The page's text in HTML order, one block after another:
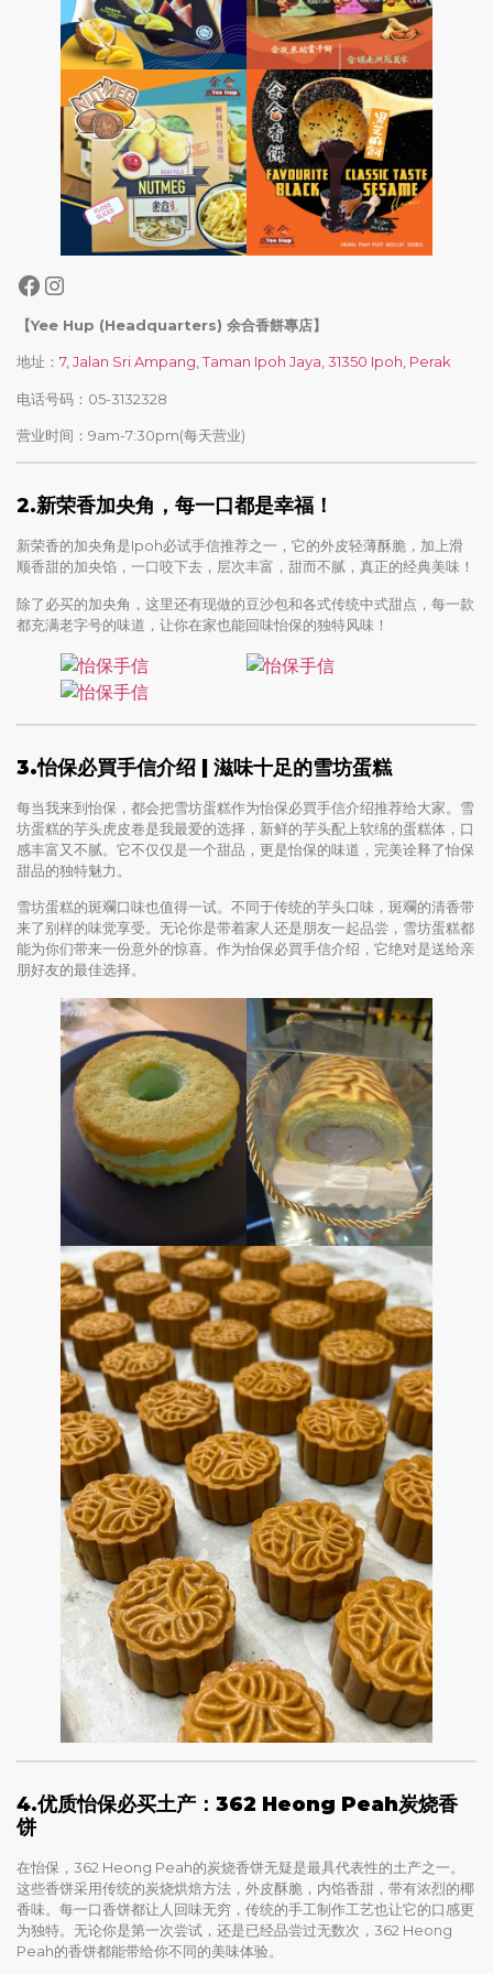
【Yee Hup (Headquarters) 余合香餅專店】
地址： 7, Jalan Sri Ampang, Taman Ipoh Jaya, 31350 Ipoh, Perak
电话号码：05-3132328
营业时间：9am-7:30pm(每天营业)
2.新荣香加央角，每一口都是幸福！
新荣香的加央角是Ipoh必试手信推荐之一，它的外皮轻薄酥脆，加上滑
顺香甜的加央馅，一口咬下去，层次丰富，甜而不腻，真正的经典美味！
除了必买的加央角，这里还有现做的豆沙包和各式传统中式甜点，每一款
都充满老字号的味道，让你在家也能回味怡保的独特风味！
3.怡保必買手信介绍 | 滋味十足的雪坊蛋糕
每当我来到怡保，都会把雪坊蛋糕作为怡保必買手信介绍推荐给大家。雪
坊蛋糕的芋头虎皮卷是我最爱的选择，新鲜的芋头配上软绵的蛋糕体，口
感丰富又不腻。它不仅仅是一个甜品，更是怡保的味道，完美诠释了怡保
甜品的独特魅力。
雪坊蛋糕的斑斕口味也值得一试。不同于传统的芋头口味，斑斕的清香带
来了别样的味觉享受。无论你是带着家人还是朋友一起品尝，雪坊蛋糕都
能为你们带来一份意外的惊喜。作为怡保必買手信介绍，它绝对是送给亲
朋好友的最佳选择。
4.优质怡保必买土产：362 Heong Peah炭烧香
饼
在怡保，362 Heong Peah的炭烧香饼无疑是最具代表性的土产之一。
这些香饼采用传统的炭烧烘焙方法，外皮酥脆，内馅香甜，带有浓烈的椰
香味。每一口香饼都让人回味无穷，传统的手工制作工艺也让它的口感更
为独特。无论你是第一次尝试，还是已经品尝过无数次，362 Heong
Peah的香饼都能带给你不同的美味体验。